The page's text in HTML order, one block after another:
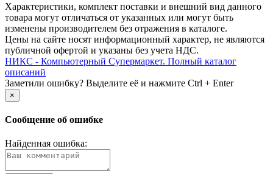
Xарактеристики, комплект поставки и внешний вид данного
товара могут отличаться от указанных или могут быть
изменены производителем без отражения в каталоге.
Цены на сайте носят информационный характер, не являются
публичной офертой и указаны без учета НДС.
НИКС - Компьютерный Cупермаркет. Полный каталог
описаний
Заметили ошибку? Выделите её и нажмите Ctrl + Enter
×
Сообщение об ошибке
Найденная ошибка: